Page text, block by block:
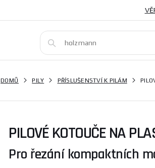
DOMŮ PILY PŘÍSLUŠENSTVÍ K PILÁM
PILOVÉ KOTOUČE NA
Pro řezání kompaktních